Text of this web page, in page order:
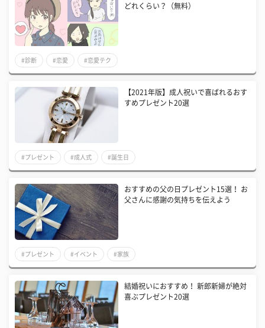
どれくらい？（無料）
#診断 #恋愛 #恋愛テク
【2021年版】成人祝いで喜ばれるおす
すめプレゼント20選
#プレゼント #成人式 #誕生日
おすすめの父の日プレゼント15選！ お
父さんに感謝の気持ちを伝えよう
#プレゼント #イベント #家族
結婚祝いにおすすめ！ 新郎新婦が絶対
喜ぶプレゼント20選